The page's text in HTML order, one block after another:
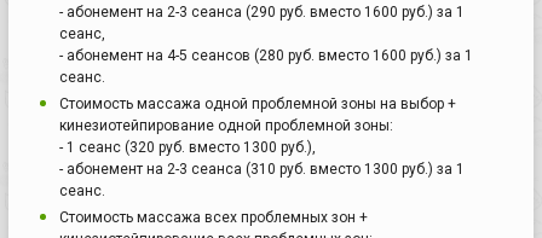
- абонемент на 2-3 сеанса (290 руб. вместо 1600 руб.) за 1
сеанс,
- абонемент на 4-5 сеансов (280 руб. вместо 1600 руб.) за 1
сеанс.
Стоимость массажа одной проблемной зоны на выбор +
кинезиотейпирование одной проблемной зоны:
- 1 сеанс (320 руб. вместо 1300 руб.),
- абонемент на 2-3 сеанса (310 руб. вместо 1300 руб.) за 1
сеанс.
Стоимость массажа всех проблемных зон +